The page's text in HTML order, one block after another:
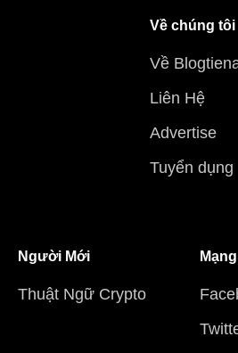
Về chúng tôi
Về
Liên Hệ
Advertise
Tuyển dụng
Người Mới
Thuật Ngữ Crypto